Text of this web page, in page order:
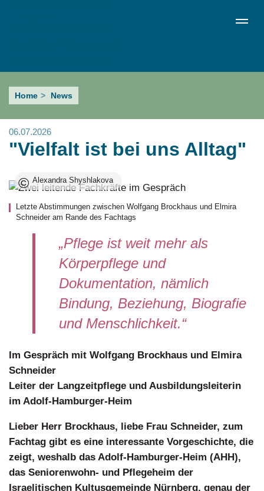
"Vielfalt
ist
bei
uns
Home News
06.07.2026
"Vielfalt ist bei uns Alltag"
© Alexandra Shyshlakova
Letzte Abstimmungen zwischen Wolfgang Brockhaus und Elmira
Schneider am Rande des Fachtags
„Pflege ist weit mehr als
Körperpflege und
Dokumentation, nämlich
Bindung, Beziehung, Biografie
und Menschlichkeit.“
Im Gespräch mit Wolfgang Brockhaus und Elmira
Schneider
Leiter der Langzeitpflege und Ausbildungsleiterin
im Adolf-Hamburger-Heim
Lieber Herr Brockhaus, liebe Frau Schneider, zum
Fachtag gibt es eine interessante Vorgeschichte, die
zeigt, weshalb das Adolf-Hamburger-Heim (AHH),
das Seniorenwohn- und Pflegeheim der
Israelitischen Kultusgemeinde Nürnberg, genau der